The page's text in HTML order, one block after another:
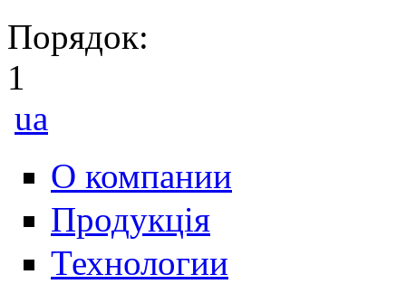
Порядок:
1
ua
О компании
Продукція
Технологии